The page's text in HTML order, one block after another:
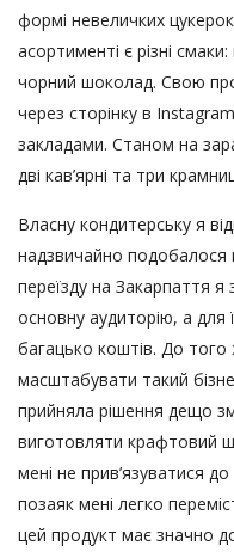
формі невеличких
асортименті є різні
чорний шоколад. Свою
через сторінку в
закладами. Станом на
дві кав’ярні та три
Власну кондитерську я
надзвичайно подобалося
переїзду на Закарпаття
основну аудиторію, а для
багацько коштів. До
масштабувати такий
прийняла рішення дещо
виготовляти крафтовий
мені не прив’язуватися
позаяк мені легко
цей продукт має значно